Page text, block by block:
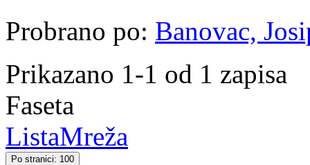
Probrano po: Banovac,
Prikazano 1-1 od 1 zapisa
Faseta
ListaMreža
Po stranici: 100